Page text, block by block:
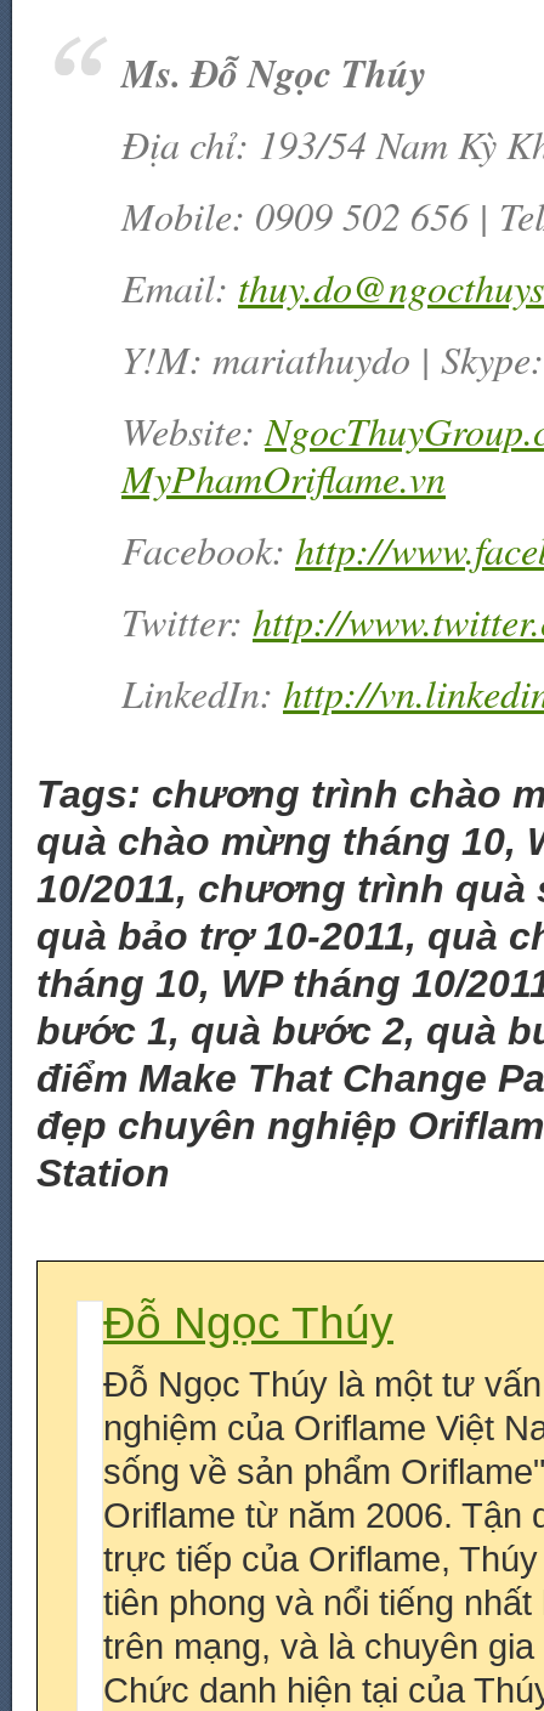
Ms. Đỗ Ngọc Thúy
Địa chỉ: 193/54 Nam Kỳ
Mobile: 0909 502 656 |
Email:
Y!M: mariathuydo | Skype:
Website:
MyPhamOriflame.vn
Facebook: http://
Twitter: http://
LinkedIn: http://
Tags: chương trình chào
quà chào mừng tháng 10,
10/2011, chương trình
quà bảo trợ 10-2011, quà
tháng 10, WP tháng 10/
bước 1, quà bước 2, quà
điểm Make That Change
đẹp chuyên nghiệp
Station
Đỗ Ngọc Thúy
Đỗ Ngọc Thúy là một tư
nghiệm của Oriflame Việt
sống về sản phẩm
Oriflame từ năm 2006. Tận
trực tiếp của Oriflame,
tiên phong và nổi tiếng
trên mạng, và là chuyên
Chức danh hiện tại của